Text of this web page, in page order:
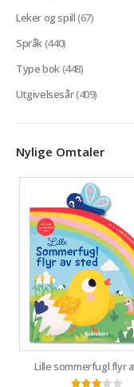
Leker og spill(67)
Språk(440)
Type bok(448)
Utgivelsesår(409)
Nylige Omtaler
Lille sommerfugl flyr